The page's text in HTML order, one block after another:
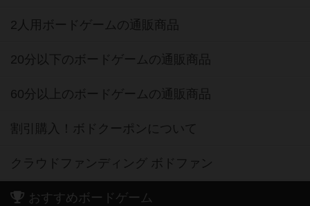
2人用ボードゲームの通販商品
20分以下のボードゲームの通販商品
60分以上のボードゲームの通販商品
割引購入！ボドクーポンについて
クラウドファンディング ボドファン
おすすめボードゲーム